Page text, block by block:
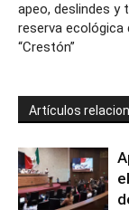
apeo, deslindes y
reserva ecológica
“Crestón”
Artículos